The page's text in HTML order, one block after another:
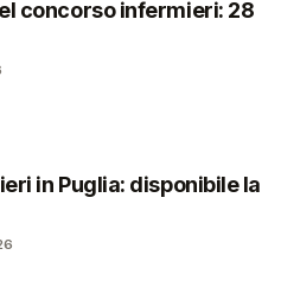
concorso infermieri: 28
in Puglia: disponibile la